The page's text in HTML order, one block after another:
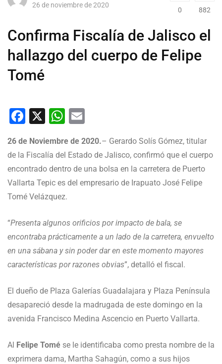
26 de noviembre de 2020
0 882
Confirma Fiscalía de Jalisco el
hallazgo del cuerpo de Felipe
Tomé
Facebook
X WhatsApp
26 de Noviembre de 2020.– Gerardo Solís Gómez, titular
de la Fiscalía del Estado de Jalisco, confirmó que el cuerpo
encontrado dentro de una bolsa en la carretera de Puerto
Vallarta Tepic es del empresario de Irapuato José Felipe
Tomé Velázquez.
“Presenta algunos orificios por impacto de bala, se
encontraba prácticamente a un lado de la carretera, envuelto
en una sábana y sin poder dar en este momento mayores
características por razones obvias”, detalló el fiscal.
El dueño de Plaza Galerías Guadalajara y Plaza Península
desapareció desde la madrugada de este domingo en la
avenida Francisco Medina Ascencio en Puerto Vallarta.
Al Felipe Tomé se le identificaba como presta nombre de la
exprimera dama, Martha Sahagún, como a sus hijos